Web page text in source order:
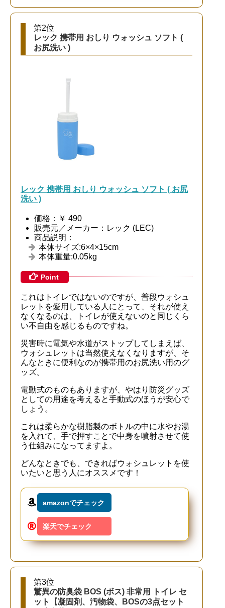
第2位
レック 携帯用 おしり ウォッシュ ソフト (
お尻洗い )
レック 携帯用 おしり ウォッシュ ソフト ( お尻
洗い )
価格：￥ 490
販売元／メーカー：レック (LEC)
商品説明：
本体サイズ:6×4×15cm
本体重量:0.05kg
Point
これはトイレではないのですが、普段ウォシュ
レットを愛用している人にとって、それが使え
なくなるのは、トイレが使えないのと同じくら
い不自由を感じるものですね。
災害時に電気や水道がストップしてしまえば、
ウォシュレットは当然使えなくなりますが、そ
んなときに便利なのが携帯用のお尻洗い用のグ
ッズ。
電動式のものもありますが、やはり防災グッズ
としての用途を考えると手動式のほうが安心で
しょう。
これは柔らかな樹脂製のボトルの中に水やお湯
を入れて、手で押すことで中身を噴射させて使
う仕組みになってますよ。
どんなときでも、できればウォシュレットを使
いたいと思う人にオススメです！
amazonでチェック
楽天でチェック
第3位
驚異の防臭袋 BOS (ボス) 非常用 トイレ セ
ット【凝固剤、汚物袋、BOSの3点セット